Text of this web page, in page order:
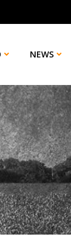
NEWS